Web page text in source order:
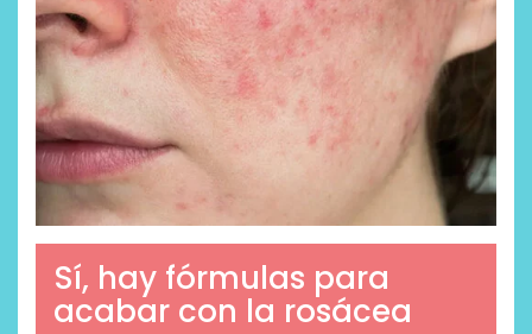
Sí, hay fórmulas para
acabar con la rosácea